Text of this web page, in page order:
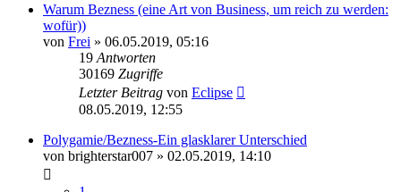
Warum Bezness (eine Art von Business, um reich zu werden:
wofür))
von Frei » 06.05.2019, 05:16
19 Antworten
30169 Zugriffe
Letzter Beitrag von Eclipse
08.05.2019, 12:55
Polygamie/Bezness-Ein glasklarer Unterschied
von brighterstar007 » 02.05.2019, 14:10